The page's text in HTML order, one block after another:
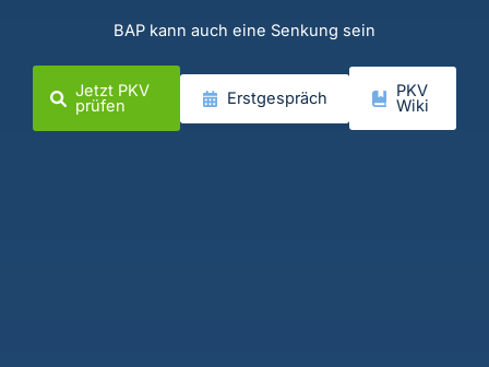
BAP kann auch eine Senkung sein
Jetzt PKV
prüfen Erstgespräch PKV
Wiki